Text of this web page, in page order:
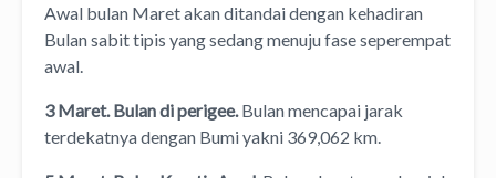
Awal bulan Maret akan ditandai dengan kehadiran
Bulan sabit tipis yang sedang menuju fase seperempat
awal.
3 Maret. Bulan di perigee.Bulan mencapai jarak
terdekatnya dengan Bumi yakni 369,062 km.